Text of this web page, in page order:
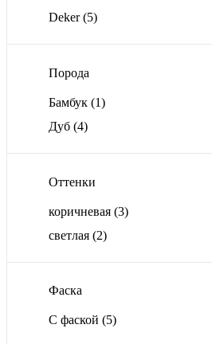
Deker(5)
Порода
Бамбук (1)
Дуб (4)
Оттенки
коричневая (3)
светлая (2)
Фаска
С фаской (5)